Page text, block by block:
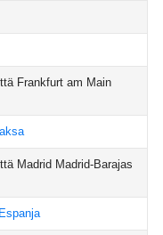
Frankfurt am Main
Madrid Madrid-Barajas